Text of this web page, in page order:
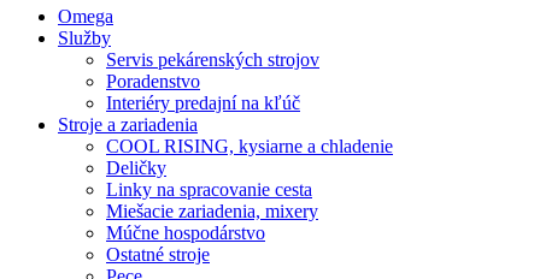
Close
Menu
Omega
Služby
Servis pekárenských strojov
Poradenstvo
Interiéry predajní na kľúč
Stroje a zariadenia
COOL RISING, kysiarne a chladenie
Deličky
Linky na spracovanie cesta
Miešacie zariadenia, mixery
Múčne hospodárstvo
Ostatné stroje